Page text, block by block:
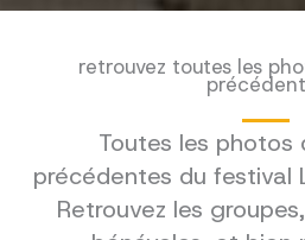
retrouvez toutes les
Toutes les photos
précédentes du festival
Retrouvez les